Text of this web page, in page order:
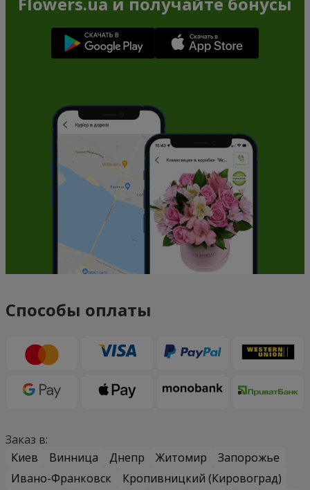
Способы оплаты
Заказ в:
Киев
Винница Днепр Житомир
Запорожье
Ивано-Франковск
Кропивницкий (Кировоград)